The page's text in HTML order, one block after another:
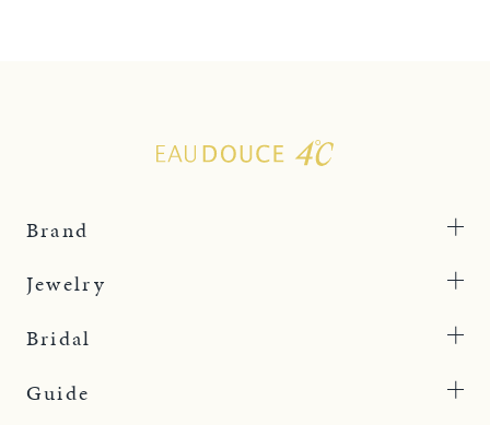
Brand
Jewelry
Bridal
Guide